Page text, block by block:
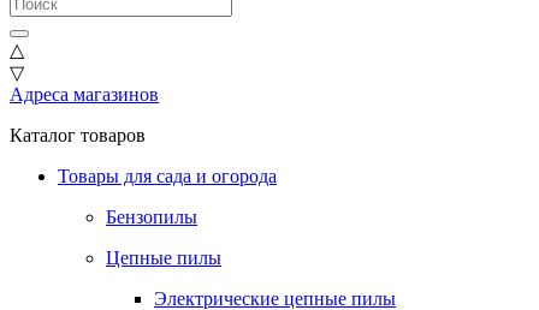
△
▽
Адреса магазинов
Каталог товаров
Товары для сада и огорода
Бензопилы
Цепные пилы
Электрические цепные пилы